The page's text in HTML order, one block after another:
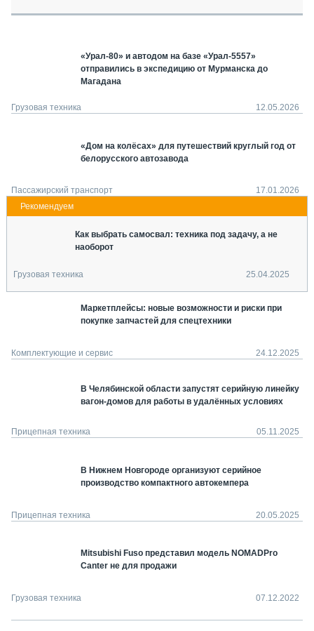
СТАТЬИ ПО КАТЕГОРИЯМ ТЕХНИКИ
О ПРОЕКТЕ
«Урал-80» и автодом на базе «Урал-5557»
отправились в экспедицию от Мурманска до
Магадана
Грузовая техника 12.05.2026
«Дом на колёсах» для путешествий круглый год от
белорусского автозавода
Пассажирский транспорт 17.01.2026
Как выбрать самосвал: техника под задачу, а не
наоборот
Грузовая техника 25.04.2025
Маркетплейсы: новые возможности и риски при
покупке запчастей для спецтехники
Комплектующие и сервис 24.12.2025
В Челябинской области запустят серийную линейку
вагон-домов для работы в удалённых условиях
Прицепная техника 05.11.2025
В Нижнем Новгороде организуют серийное
производство компактного автокемпера
Прицепная техника 20.05.2025
Mitsubishi Fuso представил модель NOMADPro
Canter не для продажи
Грузовая техника 07.12.2022